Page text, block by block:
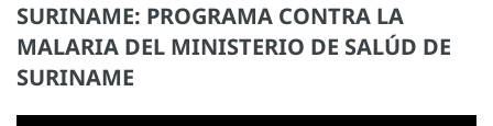
SURINAME: PROGRAMA CONTRA LA
MALARIA DEL MINISTERIO DE SALÚD DE
SURINAME